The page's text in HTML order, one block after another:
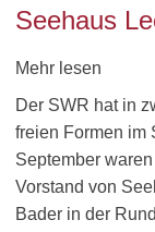
Seehaus
Mehr lesen
Der SWR hat in
freien Formen im
September
Vorstand von
Bader in der